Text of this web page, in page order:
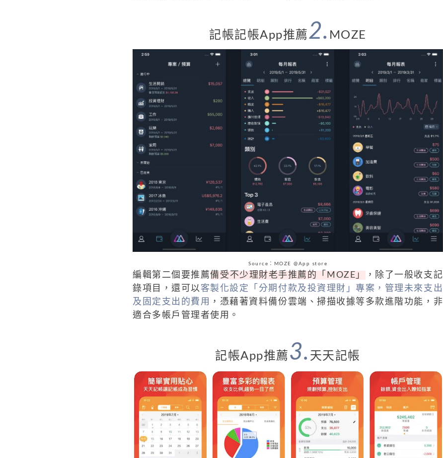
記帳記帳App推薦 2. MOZE
Source：MOZE @App store
編輯第二個要推薦備受不少理財老手推薦的「MOZE」
，除了一般收支記
錄項目，還可以 客製化設定「分期付款及投資理財」專案，管理未來支出
及固定支出的費用
，憑藉著資料備份雲端、掃描收據等多款進階功能，非
適合多帳戶管理者使用。
記帳App推薦 3. 天天記帳